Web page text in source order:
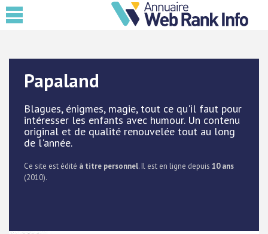
Papaland
Blagues, énigmes, magie, tout ce qu'il faut pour
intéresser les enfants avec humour. Un contenu
original et de qualité renouvelée tout au long
de l'année.
Ce site est édité à titre personnel. Il est en ligne depuis 10 ans
(2010).